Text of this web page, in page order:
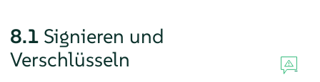
8.1 Signieren und
Verschlüsseln